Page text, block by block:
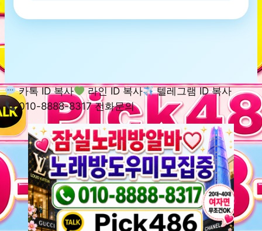
카톡 ID 복사 라인 ID 복사
텔레그램 ID 복사
010-8888-8317 전화문의